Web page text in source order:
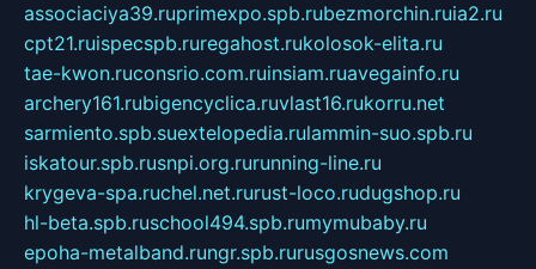
associaciya39.ruprimexpo.spb.rubezmorchin.ruia2.ru
cpt21.ruispecspb.ruregahost.rukolosok-elita.ru
tae-kwon.ruconsrio.com.ruinsiam.ruavegainfo.ru
archery161.rubigencyclica.ruvlast16.rukorru.net
sarmiento.spb.suextelopedia.rulammin-suo.spb.ru
iskatour.spb.rusnpi.org.rurunning-line.ru
krygeva-spa.ruchel.net.rurust-loco.rudugshop.ru
hl-beta.spb.ruschool494.spb.rumymubaby.ru
epoha-metalband.rungr.spb.rurusgosnews.com